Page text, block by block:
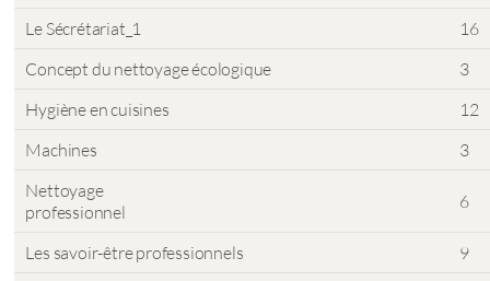
Le Sécrétariat_1
16
Concept du nettoyage écologique
3
Hygiène en cuisines
12
Machines
3
Nettoyage
professionnel
6
Les savoir-être professionnels
9